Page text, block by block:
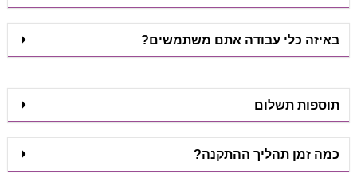
באיזה כלי עבודה אתם משתמשים?
תוספות תשלום
כמה זמן תהליך ההתקנה?